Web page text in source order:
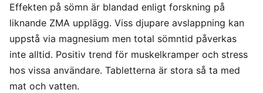
Effekten på sömn är blandad enligt forskning på
liknande ZMA upplägg. Viss djupare avslappning kan
uppstå via magnesium men total sömntid påverkas
inte alltid. Positiv trend för muskelkramper och stress
hos vissa användare. Tabletterna är stora så ta med
mat och vatten.